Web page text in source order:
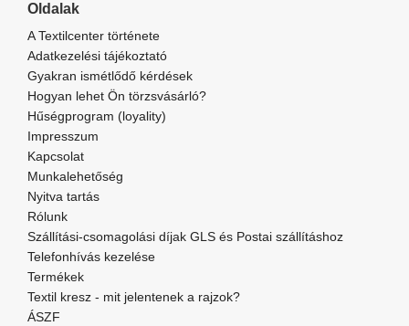
Oldalak
A Textilcenter története
Adatkezelési tájékoztató
Gyakran ismétlődő kérdések
Hogyan lehet Ön törzsvásárló?
Hűségprogram (loyality)
Impresszum
Kapcsolat
Munkalehetőség
Nyitva tartás
Rólunk
Szállítási-csomagolási díjak GLS és Postai szállításhoz
Telefonhívás kezelése
Termékek
Textil kresz - mit jelentenek a rajzok?
ÁSZF